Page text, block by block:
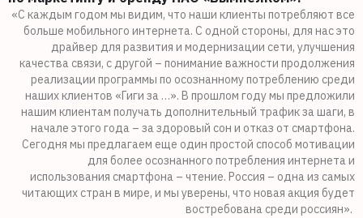
«С каждым годом мы видим, что наши клиенты потребляют все
больше мобильного интернета. С одной стороны, для нас это
драйвер для развития и модернизации сети, улучшения
качества связи, с другой – понимание важности продолжения
реализации программы по осознанному потреблению среди
наших клиентов «Гиги за …». В прошлом году мы предложили
нашим клиентам получать дополнительный трафик за шаги, в
начале этого года – за здоровый сон и отказ от смартфона.
Сегодня мы предлагаем еще один простой способ мотивации
для более осознанного потребления интернета и
использования смартфона – чтение. Россия – одна из самых
читающих стран в мире, и мы уверены, что новая акция будет
востребована среди россиян».